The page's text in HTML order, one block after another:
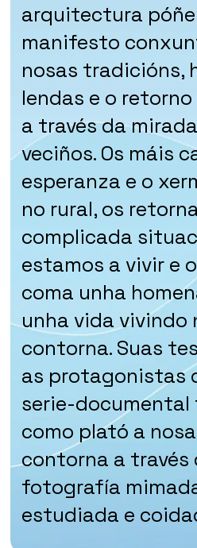
arquitectura
manifesto
nosas tradicións,
lendas e o
a través da
veciños. Os máis
esperanza e o
no rural, os
complicada
estamos a vivir e
coma unha
unha vida vivindo
contorna. Suas
as protagonistas
serie-documental
como plató a
contorna a través
fotografía
estudiada e